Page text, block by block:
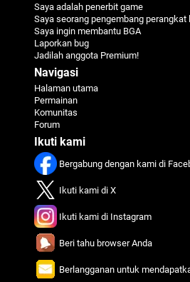
Saya adalah penerbit game
Saya seorang pengembang perangkat
Saya ingin membantu BGA
Laporkan bug
Jadilah anggota Premium!
Navigasi
Halaman utama
Permainan
Komunitas
Forum
Ikuti kami
Bergabung dengan kami di
Ikuti kami di X
Ikuti kami di Instagram
Beri tahu browser Anda
Berlangganan untuk